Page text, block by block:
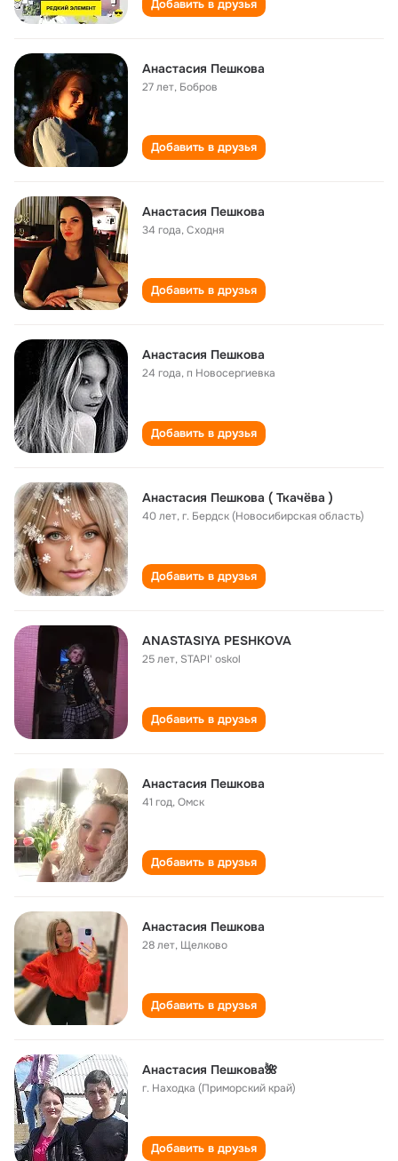
Добавить в друзья
Анастасия Пешкова
27 лет, Бобров
Добавить в друзья
Анастасия Пешкова
34 года,Сходня
Добавить в друзья
Анастасия Пешкова
24 года,п Новосергиевка
Добавить в друзья
Анастасия Пешкова ( Ткачёва )
40 лет,г. Бердск (Новосибирская область)
Добавить в друзья
ANASTASIYA PESHKOVA
25 лет, STAPI' oskol
Добавить в друзья
Анастасия Пешкова
41 год,Омск
Добавить в друзья
Анастасия Пешкова
28 лет, Щелково
Добавить в друзья
Анастасия Пешкова🌺
г. Находка (Приморский край)
Добавить в друзья